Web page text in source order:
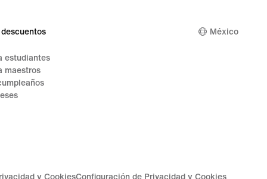
estudiantes
maestros
México
y CookiesConfiguración de Privacidad y Cookies